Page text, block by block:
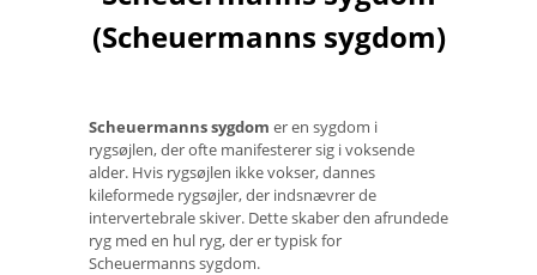
(Scheuermanns sygdom)
Scheuermanns sygdom er en sygdom i
rygsøjlen, der ofte manifesterer sig i voksende
alder. Hvis rygsøjlen ikke vokser, dannes
kileformede rygsøjler, der indsnævrer de
intervertebrale skiver. Dette skaber den afrundede
ryg med en hul ryg, der er typisk for
Scheuermanns sygdom.